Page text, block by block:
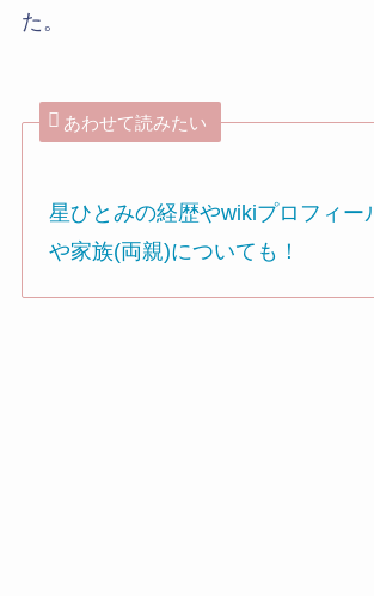
た。
あわせて読みたい
星ひとみの経歴やwikiプロフィー
や家族(両親)についても！